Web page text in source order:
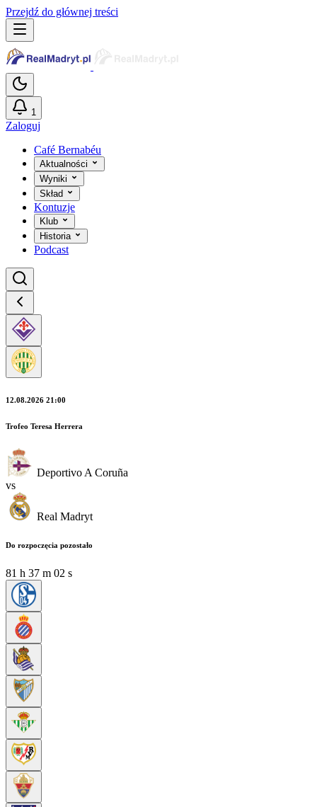
Przejdź do głównej treści
1
Zaloguj
Café Bernabéu
Aktualności
Wyniki
Skład
Kontuzje
Klub
Historia
Podcast
12.08.2026 21:00
Trofeo Teresa Herrera
Deportivo A Coruña
vs
Real Madryt
Do rozpoczęcia pozostało
81 h 37 m 01 s